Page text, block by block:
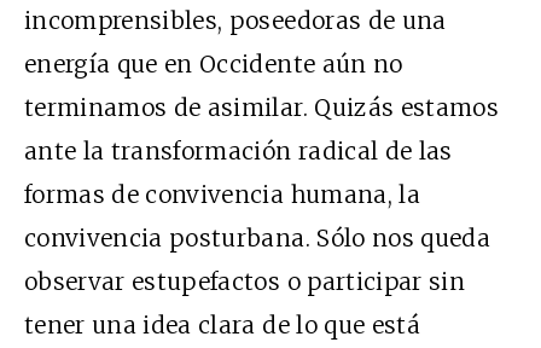
incomprensibles, poseedoras de una
energía que en Occidente aún no
terminamos de asimilar. Quizás estamos
ante la transformación radical de las
formas de convivencia humana, la
convivencia posturbana. Sólo nos queda
observar estupefactos o participar sin
tener una idea clara de lo que está